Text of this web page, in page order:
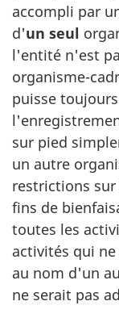
accompli par
d'un seul
l'entité n'est
organisme-
puisse
sur pied
un autre
restrictions
fins de
toutes les
activités qui
au nom d'un
ne serait pas